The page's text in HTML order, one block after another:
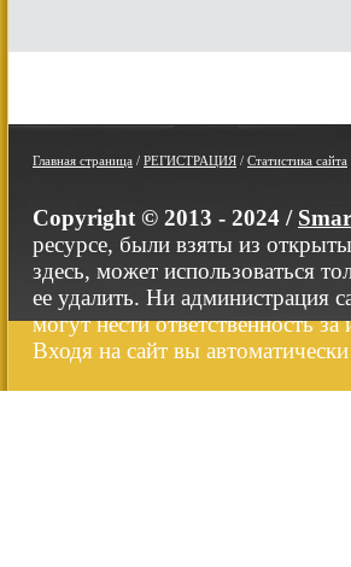
Главная страница / РЕГИСТРАЦИЯ / Статистика сайта
Copyright © 2013 - 2024 /
ресурсе, были взяты из
здесь, может использоваться
ее удалить. Ни администрация
могут нести ответственность
Входя на сайт вы